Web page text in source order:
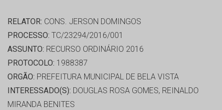
RELATOR: CONS. JERSON DOMINGOS
PROCESSO: TC/23294/2016/001
ASSUNTO: RECURSO ORDINÁRIO 2016
PROTOCOLO: 1988387
ORGÃO: PREFEITURA MUNICIPAL DE BELA VISTA
INTERESSADO(S): DOUGLAS ROSA GOMES, REINALDO
MIRANDA BENITES